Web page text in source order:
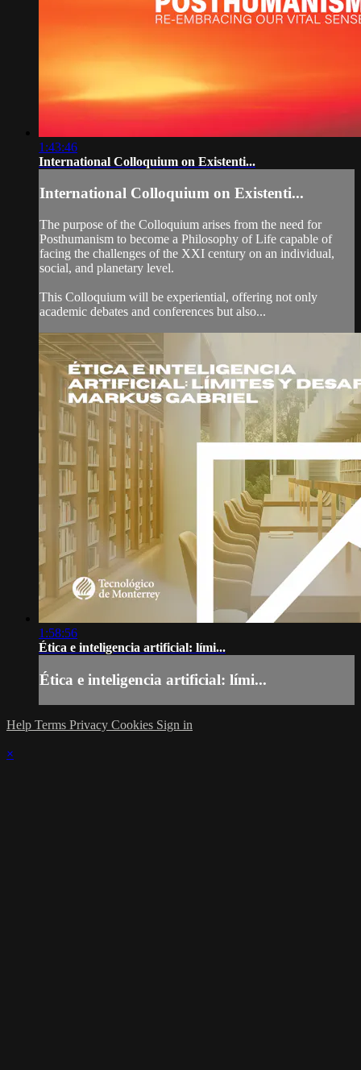
1:43:46
International Colloquium on Existenti...
International Colloquium on Existenti...
The purpose of the Colloquium arises from the need for
Posthumanism to become a Philosophy of Life capable of
facing the challenges of the XXI century on an individual,
social, and planetary level.
This Colloquium will be experiential, offering not only
academic debates and conferences but also...
1:58:56
Ética e inteligencia artificial: lími...
Ética e inteligencia artificial: lími...
Help Terms Privacy Cookies Sign in
×